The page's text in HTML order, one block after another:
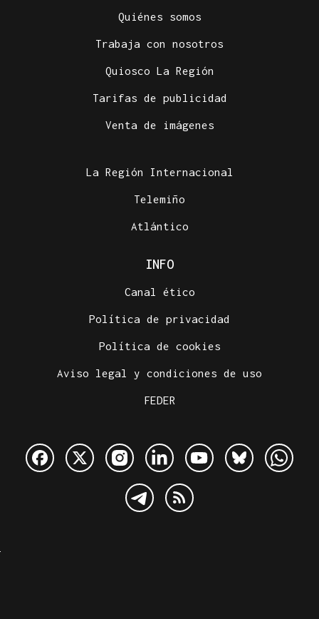
Quiénes somos
Trabaja con nosotros
Quiosco La Región
Tarifas de publicidad
Venta de imágenes
La Región Internacional
Telemiño
Atlántico
INFO
Canal ético
Política de privacidad
Política de cookies
Aviso legal y condiciones de uso
FEDER